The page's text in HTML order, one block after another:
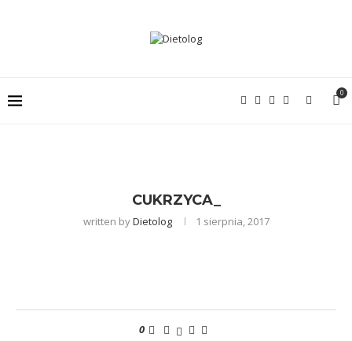
0
CUKRZYCA_
written byDietolog 1 sierpnia, 2017
0